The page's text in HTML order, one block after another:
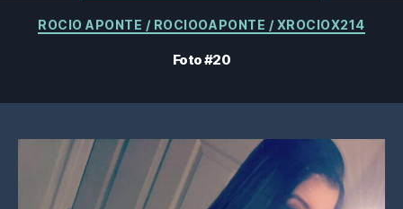
Categorías
ROCIO APONTE / ROCIOOAPONTE / XROCIOX214
Foto #20